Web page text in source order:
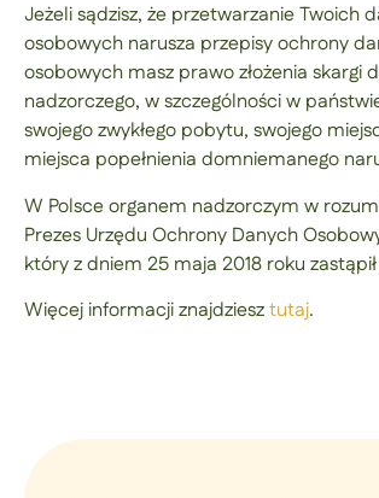
Jeżeli sądzisz, że przetwarzanie Twoich
osobowych narusza przepisy ochrony
osobowych masz prawo złożenia skargi
nadzorczego, w szczególności w
swojego zwykłego pobytu, swojego
miejsca popełnienia domniemanego
W Polsce organem nadzorczym w
Prezes Urzędu Ochrony Danych
który z dniem 25 maja 2018 roku zastąpił
Więcej informacji znajdziesztutaj.